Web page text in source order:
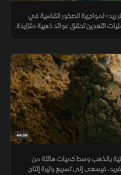
ريد» لمواجهة الصخور القاسية في
التعدين تحقق عوائد ذهبية متزايدة.
44:08
بالذهب وسط كميات هائلة من
فيسعى إلى تسريع وتيرة إنتاج